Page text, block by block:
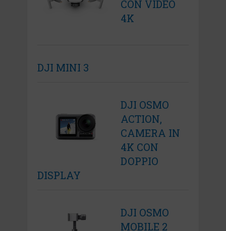
CON VIDEO
4K
DJI MINI 3
DJI OSMO
ACTION,
CAMERA IN
4K CON
DOPPIO
DISPLAY
DJI OSMO
MOBILE 2